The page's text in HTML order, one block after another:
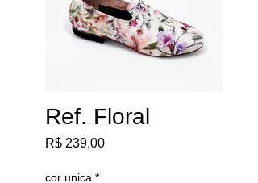
Ref. Floral
R$ 239,00Preço
cor unica *